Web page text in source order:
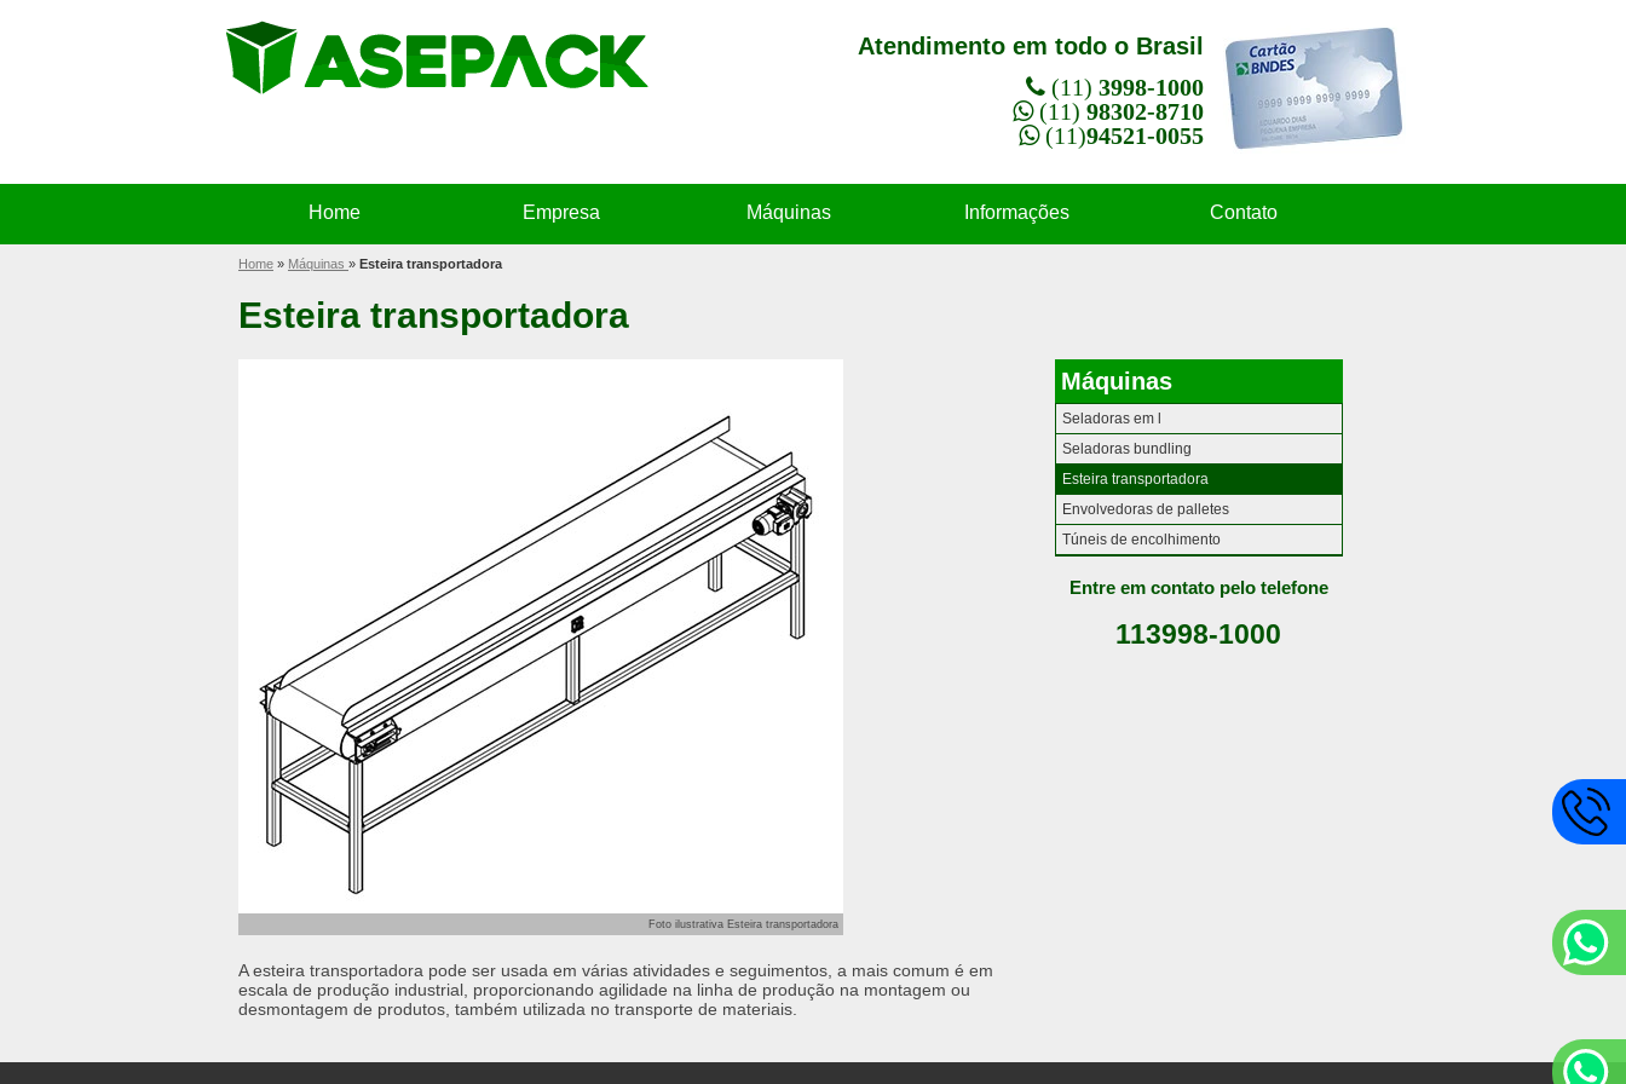
Atendimento em todo o Brasil
(11) 3998-1000
(11) 98302-8710
(11)94521-0055
Home Empresa Máquinas Informações Contato
Home » Máquinas » Esteira transportadora
Esteira transportadora
Foto ilustrativa Esteira transportadora
A esteira transportadora pode ser usada em várias atividades e seguimentos, a mais comum é em
escala de produção industrial, proporcionando agilidade na linha de produção na montagem ou
desmontagem de produtos, também utilizada no transporte de materiais.
Máquinas
Seladoras em l
Seladoras bundling
Esteira transportadora
Envolvedoras de palletes
Túneis de encolhimento
Entre em contato pelo telefone
113998-1000